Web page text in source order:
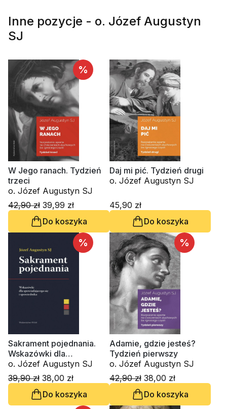
Inne pozycje - o. Józef Augustyn
SJ
%
W Jego ranach. Tydzień
trzeci
o. Józef Augustyn SJ
42,90 zł 39,99 zł
Do koszyka
Daj mi pić. Tydzień drugi
o. Józef Augustyn SJ
45,90 zł
Do koszyka
%
Sakrament pojednania.
Wskazówki dla
spowiadającego się i
spowiednika
o. Józef Augustyn SJ
39,90 zł 38,00 zł
Do koszyka
%
Adamie, gdzie jesteś?
Tydzień pierwszy
o. Józef Augustyn SJ
42,90 zł 38,00 zł
Do koszyka